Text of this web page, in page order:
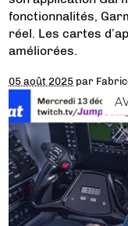
fonctionnalités,
réel. Les cartes
améliorées.
05 août 2025 par